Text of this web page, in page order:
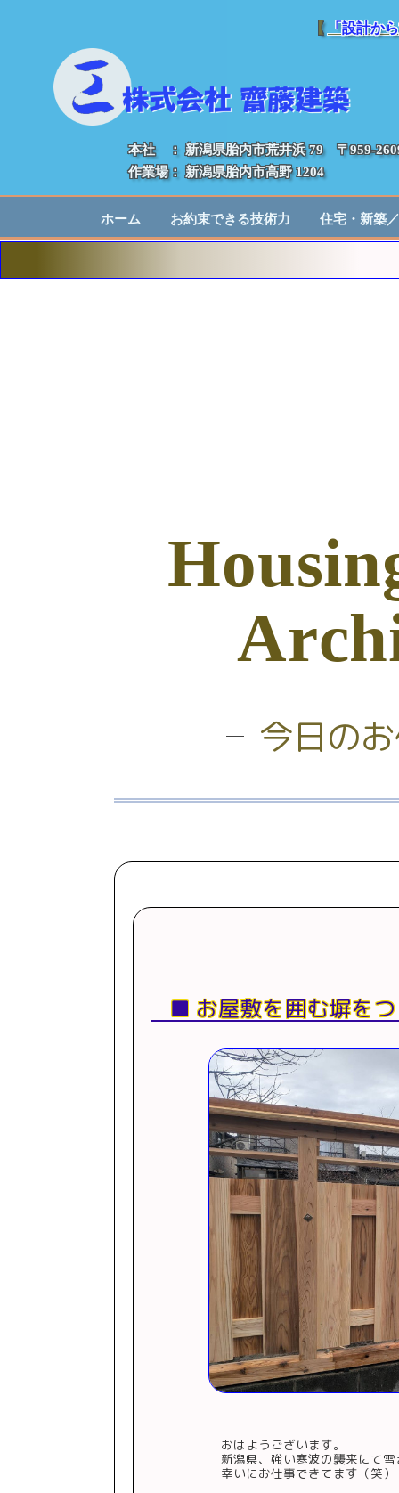
【 「設計か
本社 ： 新潟県胎内市荒井浜 79 〒959-
作業場： 新潟県胎内市高野 1204
ホーム お約束できる技術力 住宅・新築
Housin
Arch
今日の
お屋敷を囲む塀を
おはようございます。
新潟県、強い寒波の襲来にて
幸いにお仕事できてます（笑）